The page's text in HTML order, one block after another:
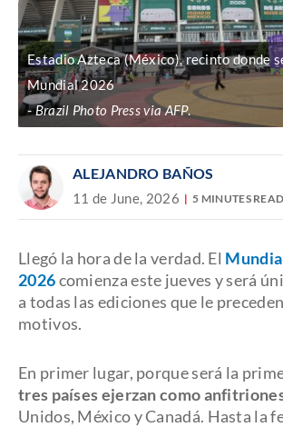
Estadio Azteca (México), recinto donde
Mundial 2026
Brazil Photo Press via AFP.
ALEJANDRO BAÑOS
11 de June, 2026 5 MINUTES READ
Llegó la hora de la verdad. El
2026comienza este jueves y será
a todas las ediciones que le
motivos.
En primer lugar, porque será la
tres países ejerzan como
Unidos, México y Canadá. Hasta la